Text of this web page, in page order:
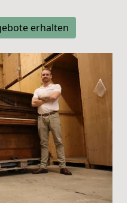
erhalten